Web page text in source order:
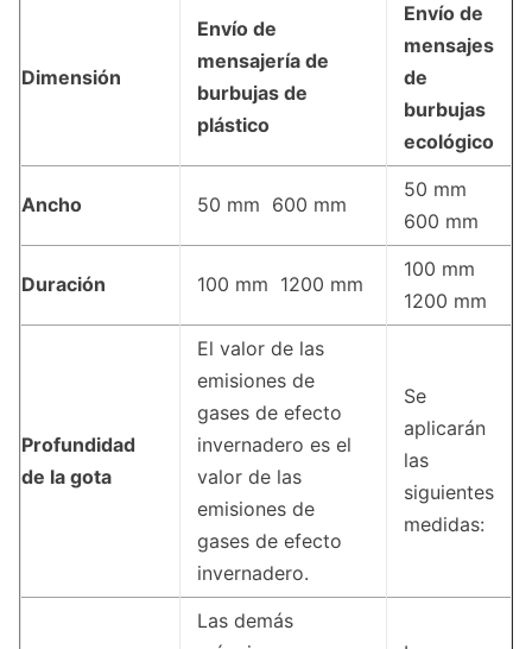
Dimensión
Envío de
mensajería de
burbujas de
plástico
Envío de
mensajes
de
burbujas
ecológico
Ancho 50 mm ️ 600 mm
50 mm ️
600 mm
Duración 100 mm ️ 1200 mm
100 mm ️
1200 mm
Profundidad
de la gota
El valor de las
emisiones de
gases de efecto
invernadero es el
valor de las
emisiones de
gases de efecto
invernadero.
Se
aplicarán
las
siguientes
medidas:
Las demás